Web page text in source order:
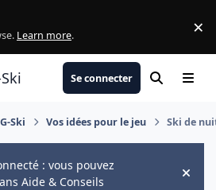
Learn more. ×
Se connecter Rechercher
Menu
Ski Vos idées pour le jeu Ski de
: vous pouvez
Aide & Conseils
Hide